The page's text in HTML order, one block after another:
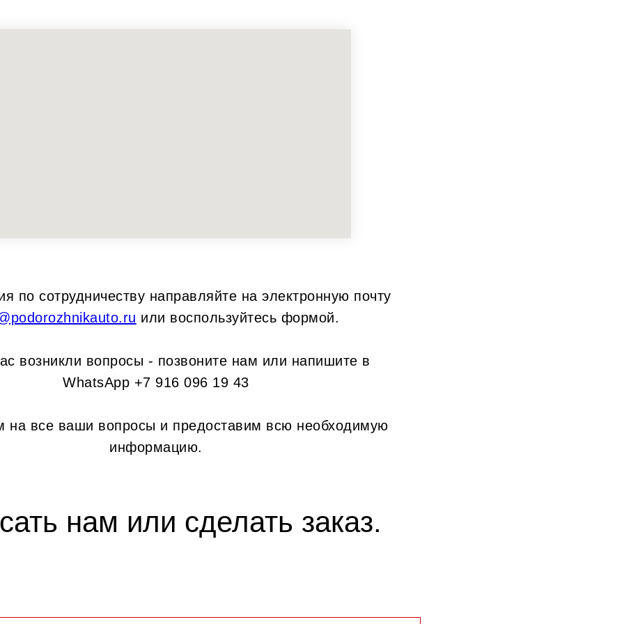
по сотрудничеству направляйте на электронную почту
или воспользуйтесь формой.
возникли вопросы - позвоните нам или напишите в
WhatsApp +7 916 096 19 43
на все ваши вопросы и предоставим всю необходимую
информацию.
нам или сделать заказ.